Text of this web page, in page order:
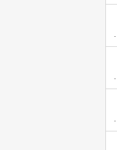
-
-
-